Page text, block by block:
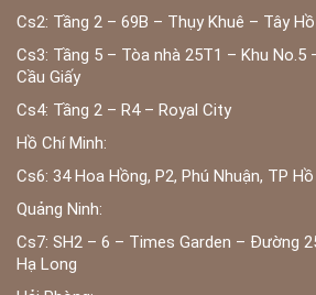
Cs2: Tầng 2 – 69B – Thụy Khuê – Tây Hồ
Cs3: Tầng 5 – Tòa nhà 25T1 – Khu
Cầu Giấy
Cs4: Tầng 2 – R4 – Royal City
Hồ Chí Minh:
Cs6: 34 Hoa Hồng, P2, Phú Nhuận, TP
Quảng Ninh:
Cs7: SH2 – 6 – Times Garden – Đường
Hạ Long